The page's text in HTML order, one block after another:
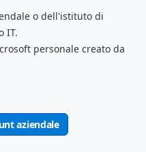
o dell'istituto di
IT.
personale creato da
aziendale